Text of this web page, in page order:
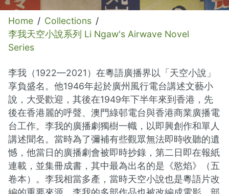
Home / Collections /
李我天空小說系列 Li Ngaw's Airwave Novel
Series
李我（1922—2021）在粵語廣播界以「天空小說」
享負盛名。他1946年起於廣州風行電台講述文藝小
說，大受歡迎，其後在1949年下半年來到香港，先
後在香港麗的呼聲、澳門綠邨電台與香港商業廣播電
台工作。李我的廣播劇獨樹一幟，以即興創作和單人
講述聞名。當時為了彌補有些觀眾無法即時收聽的遺
憾，他當日的廣播劇會被即時抄錄，第二日即在報紙
連載，並集冊成書，其中最為出名的是《慾焰》（五
卷本）。李我相當多產，當時天空小說也是粵語片改